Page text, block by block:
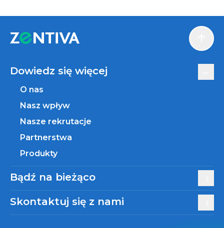
Dowiedz się więcej
O nas
Nasz wpływ
Nasze rekrutacje
Partnerstwa
Produkty
Bądź na bieżąco
Skontaktuj się z nami